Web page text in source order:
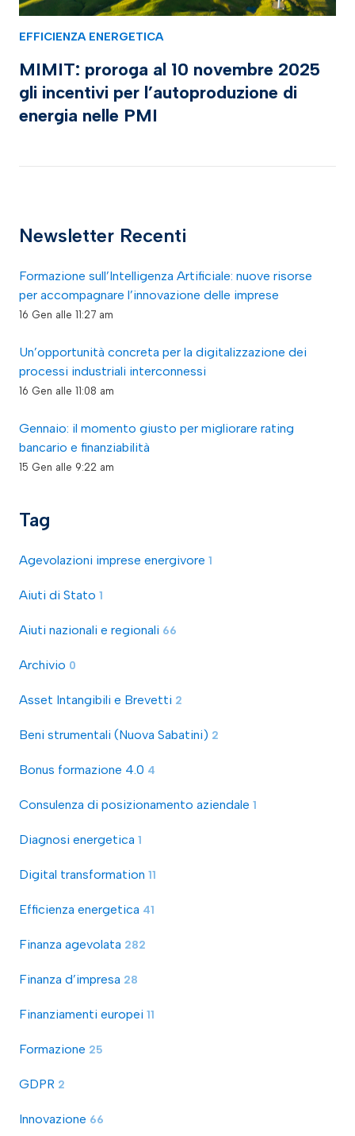
EFFICIENZA ENERGETICA
MIMIT: proroga al 10 novembre 2025
gli incentivi per l’autoproduzione di
energia nelle PMI
Newsletter Recenti
Formazione sull’Intelligenza Artificiale: nuove risorse
per accompagnare l’innovazione delle imprese
16 Gen alle 11:27 am
Un’opportunità concreta per la digitalizzazione dei
processi industriali interconnessi
16 Gen alle 11:08 am
Gennaio: il momento giusto per migliorare rating
bancario e finanziabilità
15 Gen alle 9:22 am
Tag
Agevolazioni imprese energivore 1
Aiuti di Stato 1
Aiuti nazionali e regionali 66
Archivio 0
Asset Intangibili e Brevetti 2
Beni strumentali (Nuova Sabatini) 2
Bonus formazione 4.0 4
Consulenza di posizionamento aziendale 1
Diagnosi energetica 1
Digital transformation 11
Efficienza energetica 41
Finanza agevolata 282
Finanza d’impresa 28
Finanziamenti europei 11
Formazione 25
GDPR 2
Innovazione 66